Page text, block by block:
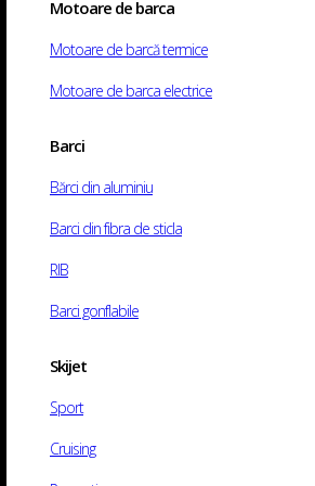
Motoare de barca
Motoare de barcă termice
Motoare de barca electrice
Barci
Bărci din aluminiu
Barci din fibra de sticla
RIB
Barci gonflabile
Skijet
Sport
Cruising
Motociclete
ATV-uri